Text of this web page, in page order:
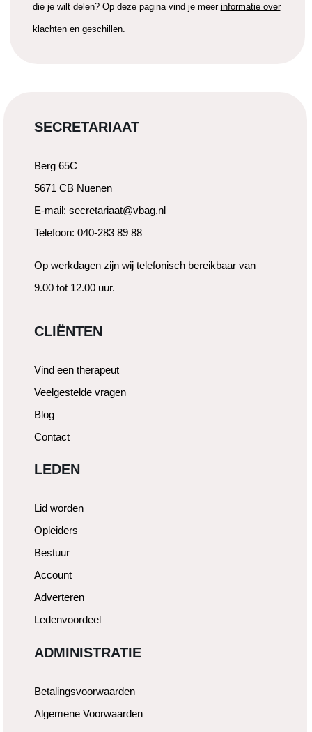
die je wilt delen? Op deze pagina vind je meer informatie over
klachten en geschillen.
SECRETARIAAT
Berg 65C
5671 CB Nuenen
E-mail: secretariaat@vbag.nl
Telefoon: 040-283 89 88
Op werkdagen zijn wij telefonisch bereikbaar van
9.00 tot 12.00 uur.
CLIËNTEN
Vind een therapeut
Veelgestelde vragen
Blog
Contact
LEDEN
Lid worden
Opleiders
Bestuur
Account
Adverteren
Ledenvoordeel
ADMINISTRATIE
Betalingsvoorwaarden
Algemene Voorwaarden